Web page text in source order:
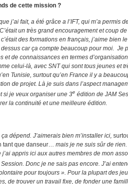
de cette mission ?
j’ai fait, a été grâce a l’IFT, qui m’a permis
un très grand encouragement et coup
des formations en français, j’aime bien
dessus car ça compte beaucoup pour moi. Je
et de connaissances en termes
celui-là, avec SNT qui sont tous jeunes et
Tunisie, surtout qu’en France il y a
de projet. Là je suis dans l’aspect
si je veux organiser une 3e édition de JAM
la continuité et une meilleure édition.
dépend. J’aimerais bien m’installer ici,
tant que danseur… mais je ne suis sûr de
j’ai appris ici aux autres membres de mon
Donc je ne sais pas encore. J’ai
pour toujours ». Pour la plupart des
de trouver un travail fixe, de fonder une